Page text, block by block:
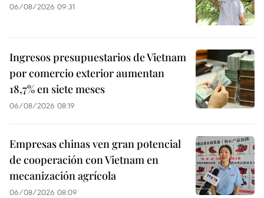
06/08/2026 09:31
Ingresos presupuestarios de Vietnam
por comercio exterior aumentan
18,7% en siete meses
06/08/2026 08:19
Empresas chinas ven gran potencial
de cooperación con Vietnam en
mecanización agrícola
06/08/2026 08:09